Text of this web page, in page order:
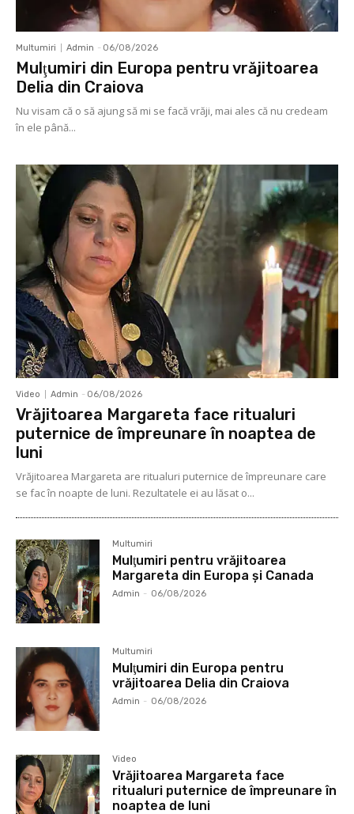
Multumiri Admin - 06/08/2026
Mulţumiri din Europa pentru vrăjitoarea
Delia din Craiova
Nu visam că o să ajung să mi se facă vrăji, mai ales că nu credeam
în ele până...
Video Admin - 06/08/2026
Vrăjitoarea Margareta face ritualuri
puternice de împreunare în noaptea de
luni
Vrăjitoarea Margareta are ritualuri puternice de împreunare care
se fac în noapte de luni. Rezultatele ei au lăsat o...
Multumiri
Mulţumiri pentru vrăjitoarea
Margareta din Europa și Canada
Admin - 06/08/2026
Multumiri
Mulţumiri din Europa pentru
vrăjitoarea Delia din Craiova
Admin - 06/08/2026
Video
Vrăjitoarea Margareta face
ritualuri puternice de împreunare în
noaptea de luni